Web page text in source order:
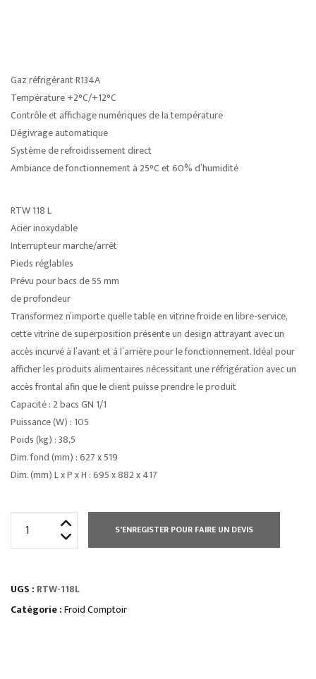
Gaz réfrigérant R134A
Température +2°C/+12°C
Contrôle et affichage numériques de la température
Dégivrage automatique
Système de refroidissement direct
Ambiance de fonctionnement à 25°C et 60% d’humidité
RTW 118 L
Acier inoxydable
Interrupteur marche/arrêt
Pieds réglables
Prévu pour bacs de 55 mm
de profondeur
Transformez n’importe quelle table en vitrine froide en libre-service,
cette vitrine de superposition présente un design attrayant avec un
accès incurvé à l’avant et à l’arrière pour le fonctionnement. Idéal pour
afficher les produits alimentaires nécessitant une réfrigération avec un
accès frontal afin que le client puisse prendre le produit
Capacité : 2 bacs GN 1/1
Puissance (W) : 105
Poids (kg) : 38,5
Dim. fond (mm) : 627 x 519
Dim. (mm) L x P x H : 695 x 882 x 417
POSERsans
chariot
S'ENREGISTER POUR FAIRE UN DEVIS
UGS : RTW-118L
Catégorie :Froid Comptoir